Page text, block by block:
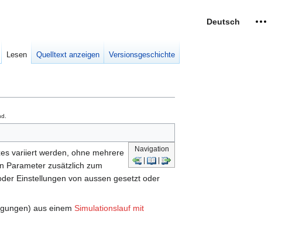
Deutsch
Lesen Quelltext anzeigen Versionsgeschichte
Navigation
variiert werden, ohne mehrere
Parameter zusätzlich zum
Einstellungen von aussen gesetzt oder
aus einem Simulationslauf mit